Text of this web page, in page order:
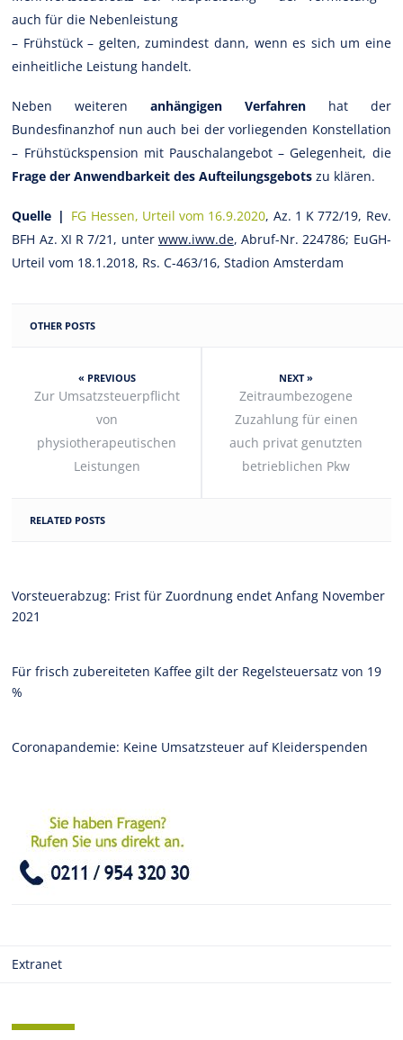
auch für die Nebenleistung
– Frühstück – gelten, zumindest dann, wenn es sich um eine
einheitliche Leistung handelt.
Neben weiterenanhängigen Verfahren hat der
Bundesfinanzhof nun auch bei der vorliegenden Konstellation
– Frühstückspension mit Pauschalangebot – Gelegenheit, die
Frage der Anwendbarkeit des Aufteilungsgebots zu klären.
Quelle | FG Hessen, Urteil vom 16.9.2020, Az. 1 K 772/19, Rev.
BFH Az. XI R 7/21, unter www.iww.de, Abruf-Nr. 224786; EuGH-
Urteil vom 18.1.2018, Rs. C-463/16, Stadion Amsterdam
OTHER POSTS
« PREVIOUS
Zur Umsatzsteuerpflicht
von
physiotherapeutischen
Leistungen
NEXT »
Zeitraumbezogene
Zuzahlung für einen
auch privat genutzten
betrieblichen Pkw
RELATED POSTS
Vorsteuerabzug: Frist für Zuordnung endet Anfang November
2021
Für frisch zubereiteten Kaffee gilt der Regelsteuersatz von 19
%
Coronapandemie: Keine Umsatzsteuer auf Kleiderspenden
Extranet